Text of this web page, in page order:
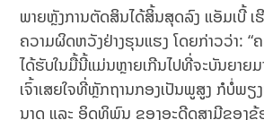
ພາຍຫຼັງການຕັດສິນໄດ້ສິ້ນສຸດລົງ ແອັມເບີ້ ເ
ຄວາມຜິດຫວັງຢ່າງຮຸນແຮງ ໂດຍກ່າວວ່າ:
ໄດ້ຮັບໃນມື້ນີ້ແມ່ນຫຼາຍເກີນໄປທີ່ຈະບັນຍາຍມ
ເຈົ້າ​ເສຍ​ໃຈ​ທີ່​ຫຼັກຖານກອງເປັນພູສູງ ກໍ​ບໍ່​ພ
ນາດ ແລະ ອິດທິພົນ​ ຂອງອະດີດສາມີຂອງຂ້